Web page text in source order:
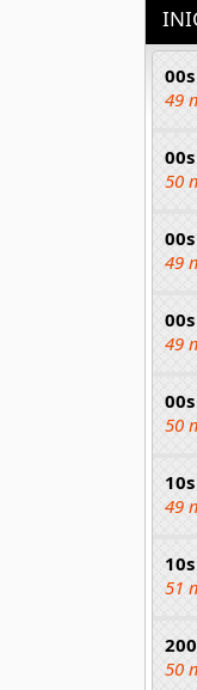
49
50
49
49
50
49
51
50